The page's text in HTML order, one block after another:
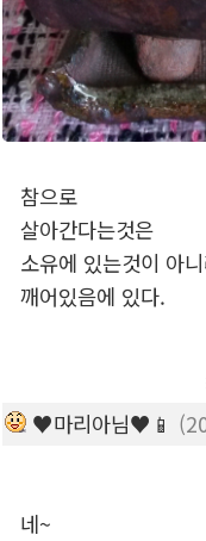
참으로
살아간다는것은
소유에 있는것이 아
깨어있음에 있다.
♥마리아님♥📱
네~